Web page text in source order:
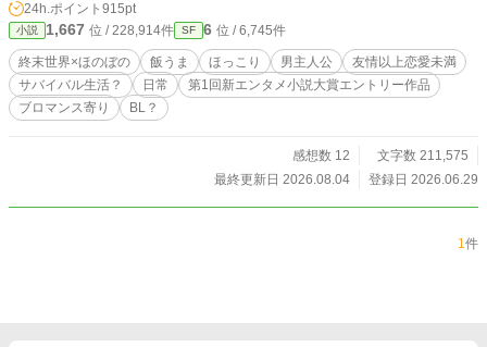
た。 おめでとう！ あなたは選ばれた人です。 この週末の世
界をお楽しみください」 最初は単なるいたずらだと思ったん
だ。 でも、外に出てみてその言葉が真実だと分かった。
「…………なんだこりゃあ……！人っ子一人いやしね
え……！」 幸いにも奇跡的な確率で、隣んちの鈴木（イケメ
ン）が生きてた！ 助かったぜ、鈴木！ お前がいたら何とか
生き残った 俺田中と、隣の鈴木の 終末飯うまスローライフの
様の一票、お待ちしております！ 表紙のみAIでイラスト作成
24h.ポイント 915pt
小説 1,667 位 / 228,914件 SF 6 位 / 6,745件
終末世界×ほのぼの 飯うま ほっこり 男主人公
友情以上恋愛未満
サバイバル生活？
日常
第1回新エンタメ小説大賞エントリー作品
ブロマンス寄り
BL？
感想数 12
文字数 211,575
最終更新日 2026.08.04
登録日 2026.06.29
1件